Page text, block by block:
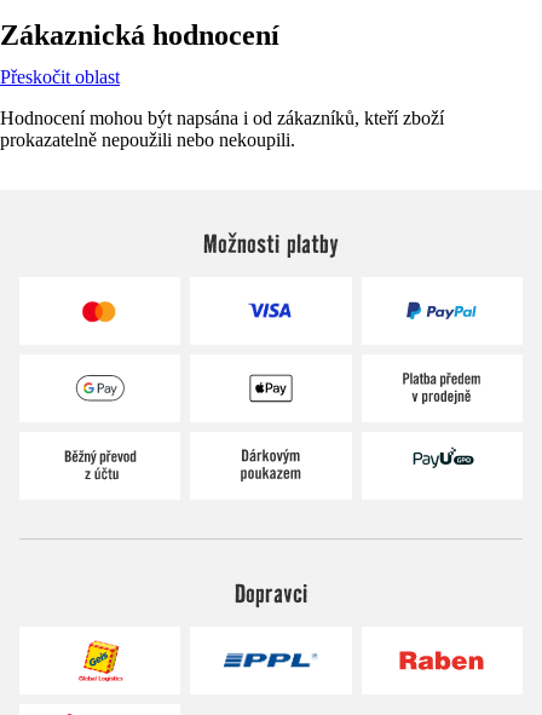
Zákaznická hodnocení
Přeskočit oblast
Hodnocení mohou být napsána i od zákazníků, kteří zboží
prokazatelně nepoužili nebo nekoupili.
Možnosti platby
Dopravci